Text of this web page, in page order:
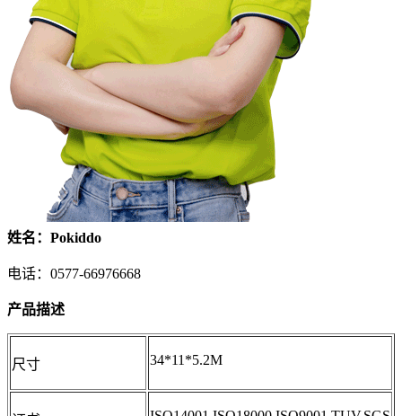
姓名：Pokiddo
电话：0577-66976668
产品描述
尺寸 34*11*5.2M